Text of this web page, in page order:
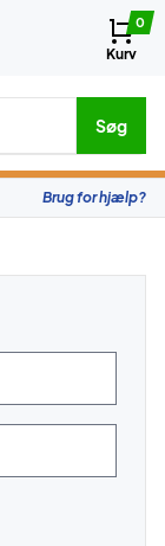
0
Kurv
Søg
Brug for hjælp?